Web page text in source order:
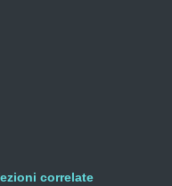
correlate